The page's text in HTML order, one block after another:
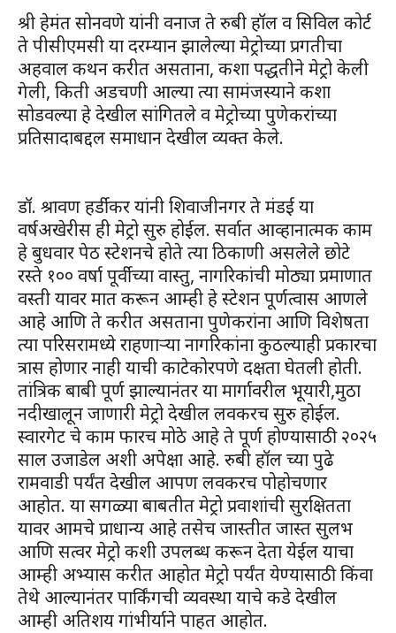
श्री हेमंत सोनवणे यांनी वनाज ते रुबी हॉल व सिविल कोर्ट
ते पीसीएमसी या दरम्यान झालेल्या मेट्रोच्या प्रगतीचा
अहवाल कथन करीत असताना, कशा पद्धतीने मेट्रो केली
गेली, किती अडचणी आल्या त्या सामंजस्याने कशा
सोडवल्या हे देखील सांगितले व मेट्रोच्या पुणेकरांच्या
प्रतिसादाबद्दल समाधान देखील व्यक्त केले.
डॉ. श्रावण हर्डीकर यांनी शिवाजीनगर ते मंडई या
वर्षअखेरीस ही मेट्रो सुरु होईल. सर्वात आव्हानात्मक काम
हे बुधवार पेठ स्टेशनचे होते त्या ठिकाणी असलेले छोटे
रस्ते १०० वर्षा पूर्वीच्या वास्तु, नागरिकांची मोठ्या प्रमाणात
वस्ती यावर मात करून आम्ही हे स्टेशन पूर्णत्वास आणले
आहे आणि ते करीत असताना पुणेकरांना आणि विशेषता
त्या परिसरामध्ये राहणाऱ्या नागरिकांना कुठल्याही प्रकारचा
त्रास होणार नाही याची काटेकोरपणे दक्षता घेतली होती.
तांत्रिक बाबी पूर्ण झाल्यानंतर या मार्गावरील भूयारी,मुठा
नदीखालून जाणारी मेट्रो देखील लवकरच सुरु होईल.
स्वारगेट चे काम फारच मोठे आहे ते पूर्ण होण्यासाठी २०२५
साल उजाडेल अशी अपेक्षा आहे. रुबी हॉल च्या पुढे
रामवाडी पर्यंत देखील आपण लवकरच पोहोचणार
आहोत. या सगळ्या बाबतीत मेट्रो प्रवाशांची सुरक्षितता
यावर आमचे प्राधान्य आहे तसेच जास्तीत जास्त सुलभ
आणि सत्वर मेट्रो कशी उपलब्ध करून देता येईल याचा
आम्ही अभ्यास करीत आहोत मेट्रो पर्यंत येण्यासाठी किंवा
तेथे आल्यानंतर पार्किंगची व्यवस्था याचे कडे देखील
आम्ही अतिशय गांभीर्याने पाहत आहोत.